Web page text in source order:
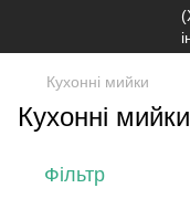
Кухонні мийки
Кухонні мийки
Фільтр